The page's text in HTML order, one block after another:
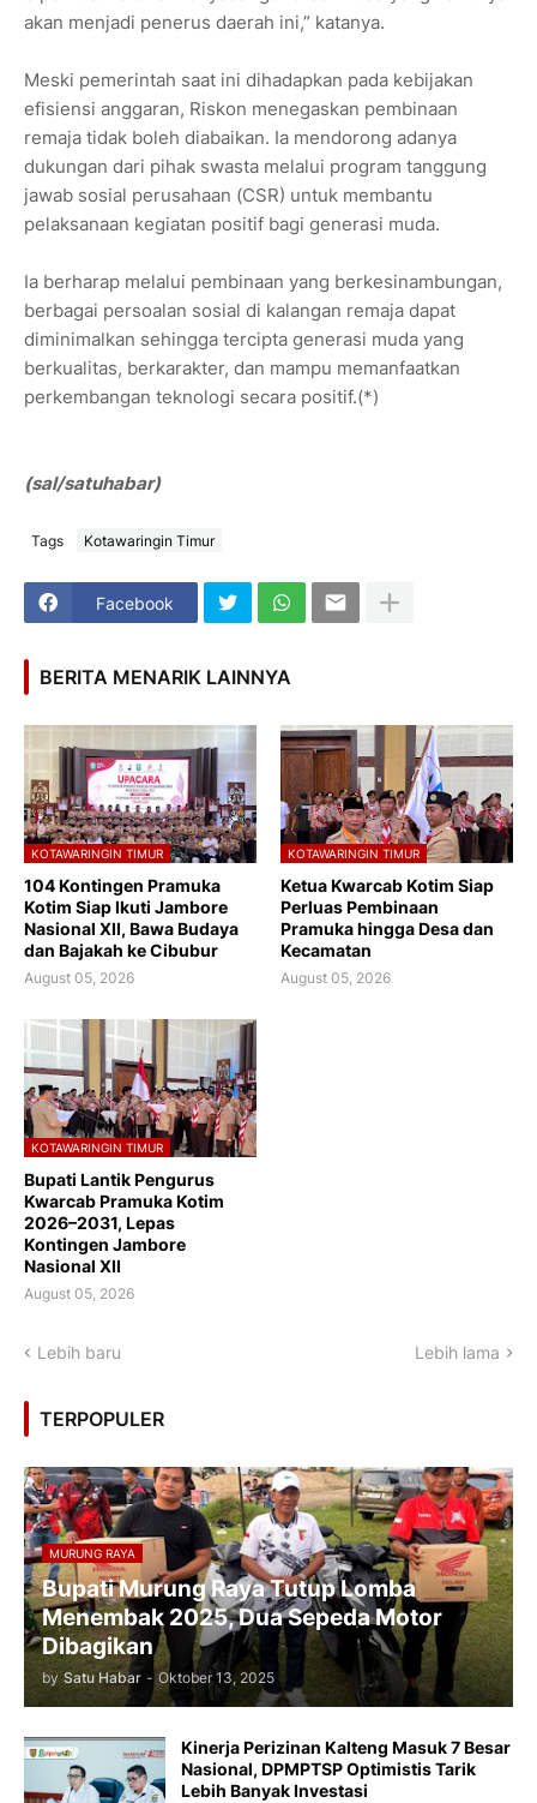
akan menjadi penerus daerah ini,” katanya.
Meski pemerintah saat ini dihadapkan pada kebijakan
efisiensi anggaran, Riskon menegaskan pembinaan
remaja tidak boleh diabaikan. Ia mendorong adanya
dukungan dari pihak swasta melalui program tanggung
jawab sosial perusahaan (CSR) untuk membantu
pelaksanaan kegiatan positif bagi generasi muda.
Ia berharap melalui pembinaan yang berkesinambungan,
berbagai persoalan sosial di kalangan remaja dapat
diminimalkan sehingga tercipta generasi muda yang
berkualitas, berkarakter, dan mampu memanfaatkan
perkembangan teknologi secara positif.(*)
(sal/satuhabar)
Tags Kotawaringin Timur
Facebook
BERITA MENARIK LAINNYA
KOTAWARINGIN TIMUR
104 Kontingen Pramuka
Kotim Siap Ikuti Jambore
Nasional XII, Bawa Budaya
dan Bajakah ke Cibubur
August 05, 2026
KOTAWARINGIN TIMUR
Ketua Kwarcab Kotim Siap
Perluas Pembinaan
Pramuka hingga Desa dan
Kecamatan
August 05, 2026
KOTAWARINGIN TIMUR
Bupati Lantik Pengurus
Kwarcab Pramuka Kotim
2026–2031, Lepas
Kontingen Jambore
Nasional XII
August 05, 2026
Lebih baru Lebih lama
TERPOPULER
MURUNG RAYA
Bupati Murung Raya Tutup Lomba
Menembak 2025, Dua Sepeda Motor
Dibagikan
by Satu Habar - Oktober 13, 2025
Kinerja Perizinan Kalteng Masuk 7 Besar
Nasional, DPMPTSP Optimistis Tarik
Lebih Banyak Investasi